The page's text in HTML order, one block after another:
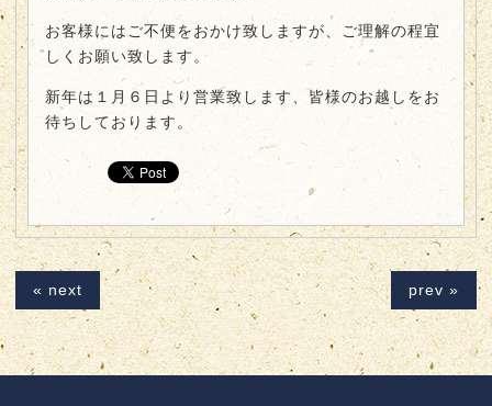
お客様にはご不便をおかけ致しますが、ご理解の程宜
しくお願い致します。
新年は１月６日より営業致します、皆様のお越しをお
待ちしております。
« next prev »